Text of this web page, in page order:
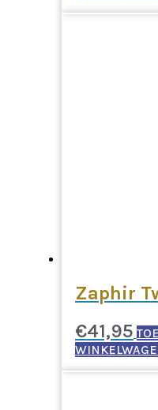
Zaphir
€41,95